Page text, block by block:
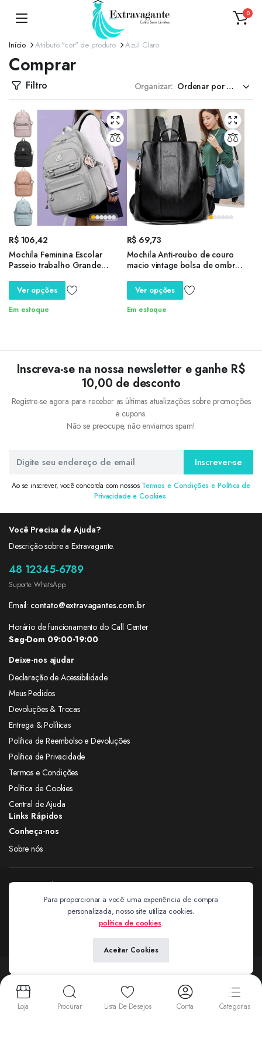
0
Início Atributo "cor" de produto Azul Claro
Comprar
Filtro Organizar:
R$106,42
Mochila Feminina Escolar
Passeio trabalho Grande
Ver opções
Em estoque
R$ 69,73
Mochila Anti-roubo de couro
macio vintage bolsa de ombro
Ver opções
Em estoque
Inscreva-se na nossa newsletter e ganhe R$
10,00 de desconto
Registre-se agora para receber as últimas atualizações sobre promoções
e cupons.
Não se preocupe, não enviamos spam!
Inscrever-se
Ao se inscrever, você concorda com nossos Termos e Condições e Política de
Privacidade e Cookies.
Você Precisa de Ajuda?
Descrição sobre a Extravagante.
48 12345-6789
Suporte WhatsApp.
Email: contato@extravagantes.com.br
Horário de funcionamento do Call Center
Seg-Dom 09:00-19:00
Deixe-nos ajudar
Declaração de Acessibilidade
Meus Pedidos
Devoluções & Trocas
Entrega & Políticas
Política de Reembolso e Devoluções
Política de Privacidade
Termos e Condições
Política de Cookies
Central de Ajuda
Links Rápidos
Conheça-nos
Sobre nós
Siga nas redes
Copyright 2024 © Extravagantes. Todos os direitos reservados. by
Aceitamos:
Para proporcionar a você uma experiência de compra
personalizada, nosso site utiliza cookies.
política de cookies.
Aceitar Cookies
Loja Procurar Lista De Desejos Conta Categorias